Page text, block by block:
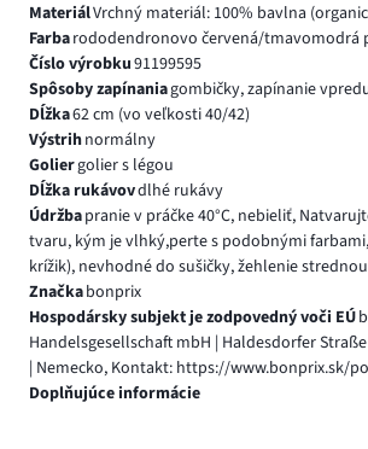
MateriálVrchný materiál: 100% bavlna
Farbarododendronovo červená/tmavomodrá
Číslo výrobku91199595
Spôsoby zapínaniagombičky, zapínanie
Dĺžka62 cm (vo veľkosti 40/42)
Výstrihnormálny
Goliergolier s légou
Dĺžka rukávovdlhé rukávy
Údržbapranie v práčke 40°C, nebieliť,
tvaru, kým je vlhký,perte s podobnými
krížik), nevhodné do sušičky, žehlenie
Značkabonprix
Hospodársky subjekt je zodpovedný voči EÚ
Handelsgesellschaft mbH | Haldesdorfer
| Nemecko, Kontakt: https://www.bonprix.sk/
Doplňujúce informácie